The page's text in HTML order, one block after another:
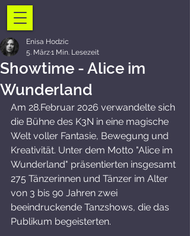
Showtime - Alice im
Wunderland
Enisa Hodzic
5. März1 Min. Lesezeit
Am 28.Februar 2026 verwandelte sich
die Bühne des K3N in eine magische
Welt voller Fantasie, Bewegung und
Kreativität. Unter dem Motto "Alice im
Wunderland" präsentierten insgesamt
275 Tänzerinnen und Tänzer im Alter
von 3 bis 90 Jahren zwei
beeindruckende Tanzshows, die das
Publikum begeisterten.